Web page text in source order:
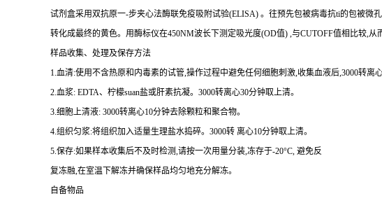
试剂盒采用双抗原一-步夹心法酶联免疫吸附试验(ELISA) 。往预先包被病毒抗ti的包被微
转化成最终的黄色。用酶标仪在450NM波长下测定吸光度(OD值) ,与CUTOFF值相比较,从
样品收集、处理及保存方法
1.血清:使用不含热原和内毒素的试管,操作过程中避免任何细胞刺激,收集血液后,3000转离
2.血浆: EDTA、柠檬suan盐或肝素抗凝。 3000转离心30分钟取上清。
3.细胞上清液: 3000转离心10分钟去除颗粒和聚合物。
4.组织匀浆:将组织加入适量生理盐水捣碎。 3000转 离心10分钟取上清。
5.保存:如果样本收集后不及时检测,请按一次用量分装,冻存于-20°C, 避免反
复冻融,在室温下解冻并确保样品均匀地充分解冻。
自备物品